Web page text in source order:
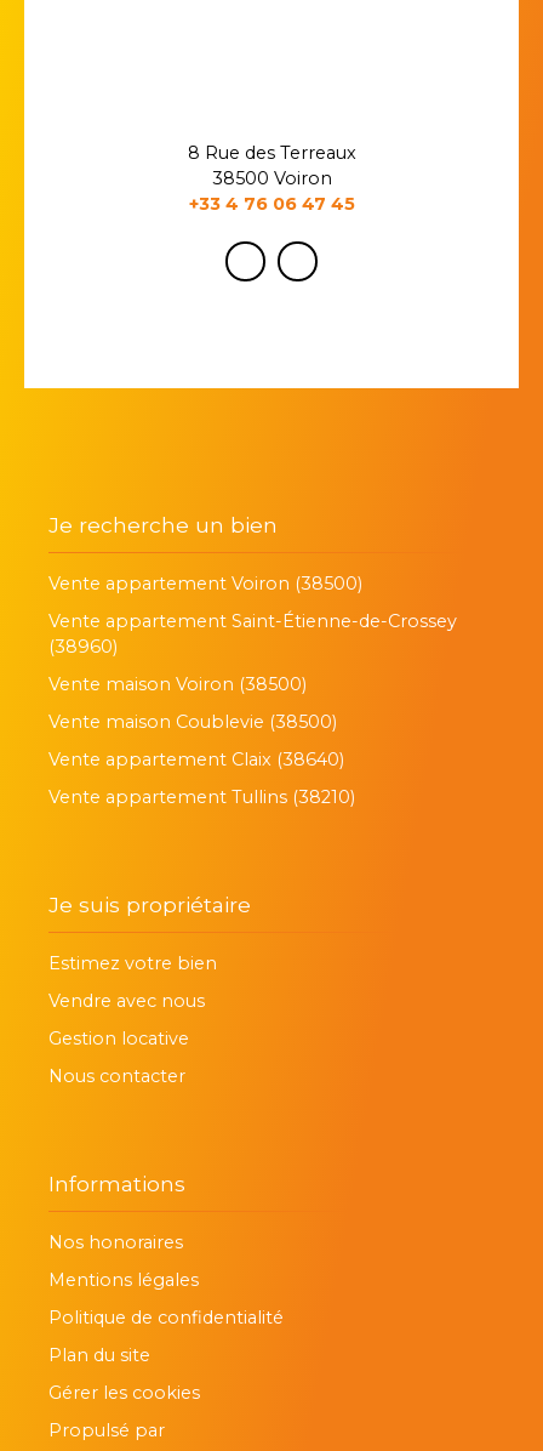
8 Rue des Terreaux
38500 Voiron
+33 4 76 06 47 45
Je recherche un bien
Vente appartement Voiron (38500)
Vente appartement Saint-Étienne-de-Crossey
(38960)
Vente maison Voiron (38500)
Vente maison Coublevie (38500)
Vente appartement Claix (38640)
Vente appartement Tullins (38210)
Je suis propriétaire
Estimez votre bien
Vendre avec nous
Gestion locative
Nous contacter
Informations
Nos honoraires
Mentions légales
Politique de confidentialité
Plan du site
Gérer les cookies
Propulsé par